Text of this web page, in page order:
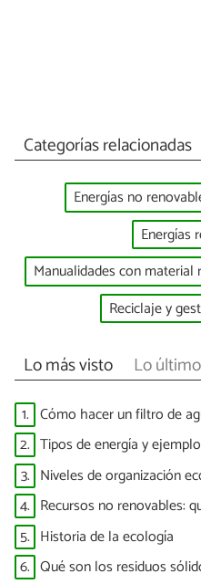
Categorías relacionadas
Energías no
Energías
Manualidades con material
Reciclaje y
Lo más visto Lo último
1. Cómo hacer un filtro de
2. Tipos de energía y
3. Niveles de organización
4. Recursos no renovables:
5. Historia de la ecología
6. Qué son los residuos